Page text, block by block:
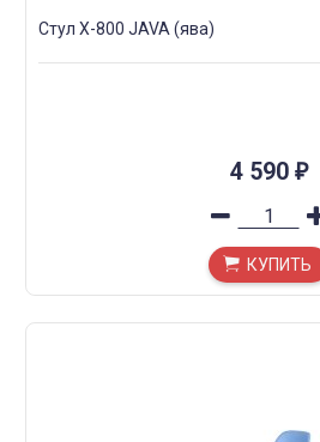
Стул X-800 JAVA (ява)
4 590 ₽
КУПИТЬ